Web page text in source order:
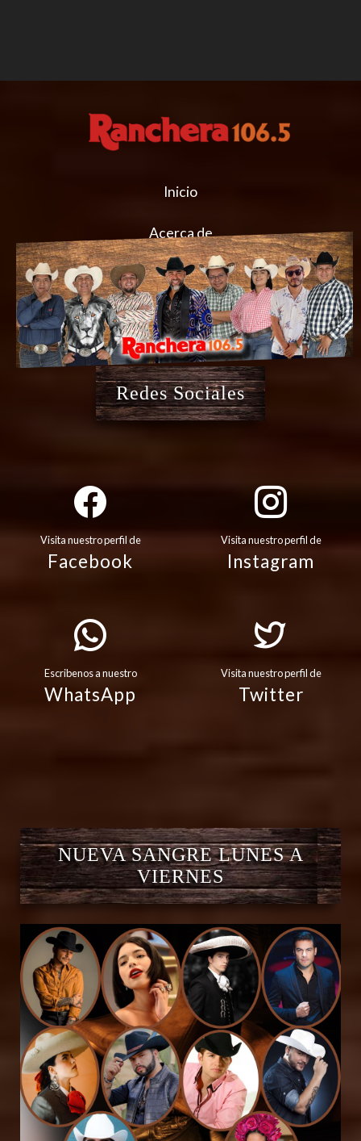
Inicio
Acerca de
Redes Sociales
Visita nuestro perfil de
Facebook
Visita nuestro perfil de
Instagram
Escribenos a nuestro
WhatsApp
Visita nuestro perfil de
Twitter
NUEVA SANGRE LUNES A
VIERNES